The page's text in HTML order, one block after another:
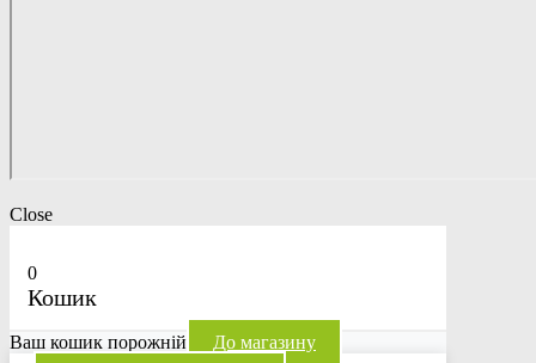
Close
0
Кошик
Ваш кошик порожній До магазину